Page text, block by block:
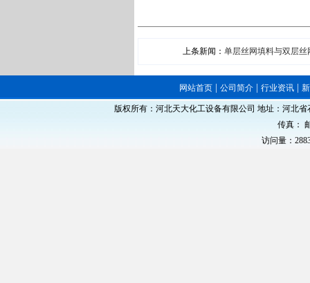
上条新闻： 单层丝网填料与双层
网站首页 |公司简介 |行业资讯 |
版权所有：河北天大化工设备有限公司 地址：河北
传真：
访问量：